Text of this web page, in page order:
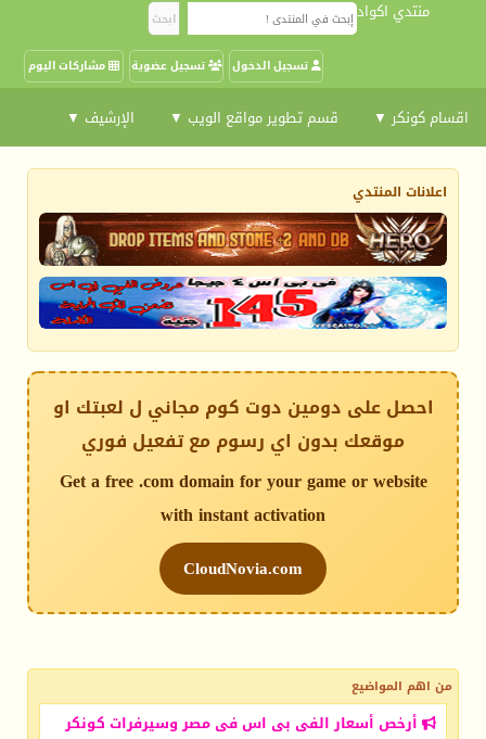
منتدي اكواد
مشاركات اليوم تسجيل عضوية تسجيل الدخول
اقسام كونكر ▼ قسم تطوير مواقع الويب ▼ الإرشيف ▼
اعلانات المنتدي
احصل على دومين دوت كوم مجاني ل لعبتك او
موقعك بدون اي رسوم مع تفعيل فوري
Get a free .com domain for your game or website
with instant activation
CloudNovia.com
من اهم المواضيع
أرخص أسعار الفى بى اس فى مصر وسيرفرات كونكر